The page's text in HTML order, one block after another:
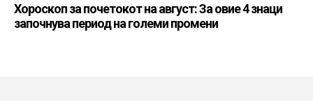
Хороскоп за почетокот на август: За овие 4 знаци
започнува период на големи промени